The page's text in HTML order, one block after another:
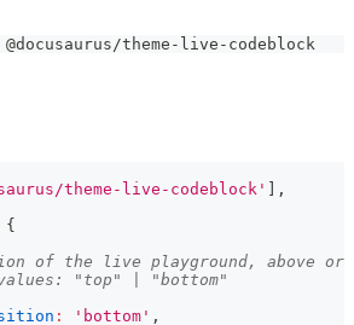
@docusaurus/theme-live-codeblock
theme-live-codeblock'
,
{
of the live playground, above or
"top" | "bottom"
: 'bottom' ,